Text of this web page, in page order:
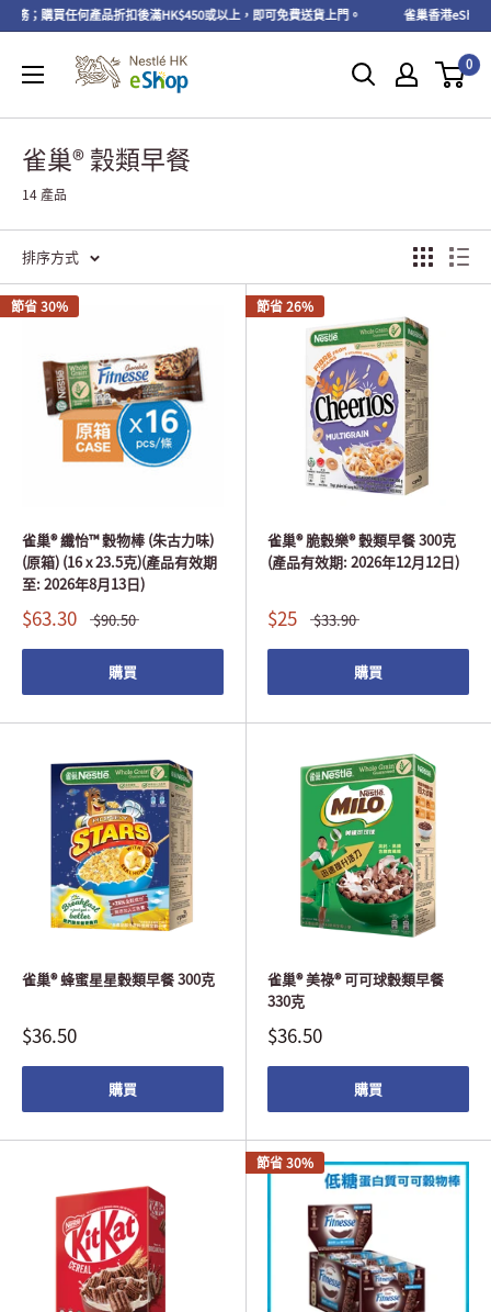
；購買任何產品折扣後滿HK$450或以上，即可免費送貨上門。 雀巢香港eShop
0
雀巢® 穀類早餐
14 產品
排序方式
節省 30%
雀巢® 纖怡™ 穀物棒 (朱古力味)
(原箱) (16 x 23.5克)(產品有效期
至: 2026年8月13日)
$63.30 $90.50
購買
節省 26%
雀巢® 脆穀樂® 穀類早餐 300克
(產品有效期: 2026年12月12日)
$25 $33.90
購買
雀巢® 蜂蜜星星穀類早餐 300克
$36.50
購買
雀巢® 美祿® 可可球穀類早餐
330克
$36.50
購買
節省 30%